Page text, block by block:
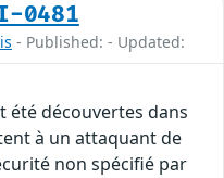
0481
- Published: - Updated:
été découvertes dans
à un attaquant de
non spécifié par